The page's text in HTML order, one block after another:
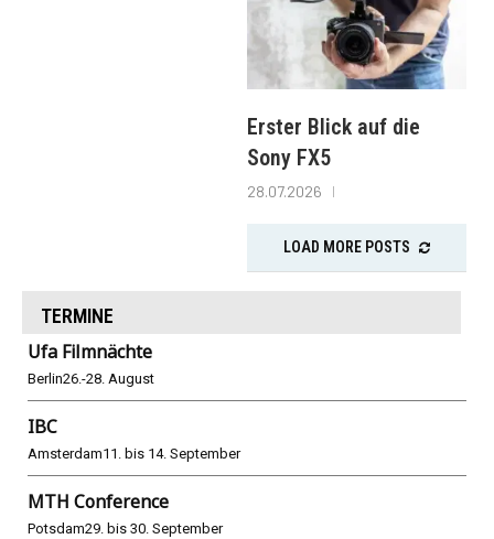
Erster Blick auf die
Sony FX5
28.07.2026
LOAD MORE POSTS
TERMINE
Ufa Filmnächte
Berlin26.-28. August
IBC
Amsterdam11. bis 14. September
MTH Conference
Potsdam29. bis 30. September